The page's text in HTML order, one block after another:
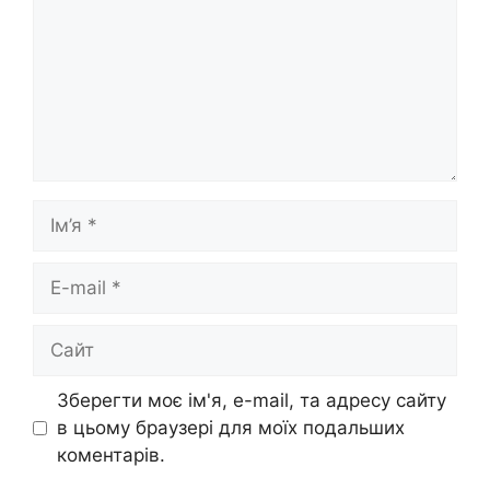
mail
Зберегти моє ім'я, e-mail, та адресу сайту
в цьому браузері для моїх подальших
коментарів.